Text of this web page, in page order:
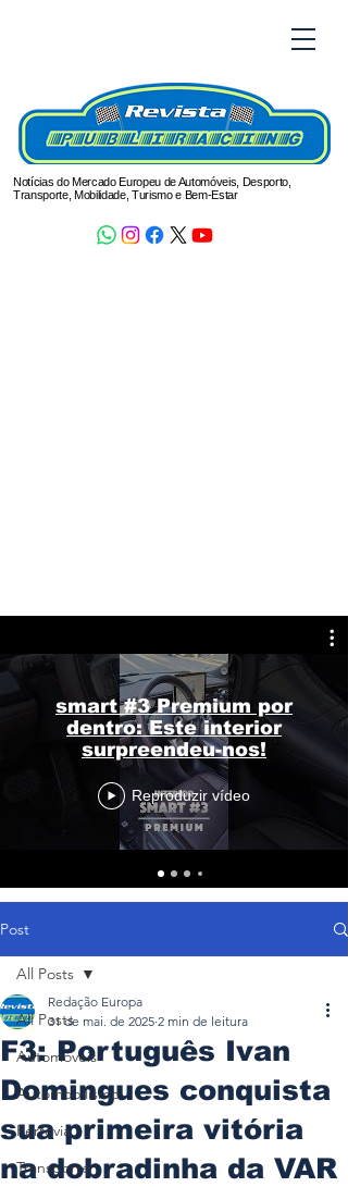
Notícias do Mercado Europeu de Automóveis, Desporto,
Transporte, Mobilidade, Turismo e Bem-Estar
smart #3 Premium por
dentro: Este interior
surpreendeu-nos!
Reproduzir vídeo
Post
All Posts
Automóveis
Automobilismo
Ferrovia
Transporte
All Posts
F3: Português Ivan
Domingues conquista
sua primeira vitória
na dobradinha da VAR
Redação Europa
31 de mai. de 2025 2 min de leitura